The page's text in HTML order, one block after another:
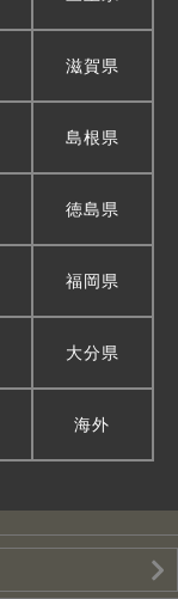
滋賀県
島根県
徳島県
福岡県
大分県
海外